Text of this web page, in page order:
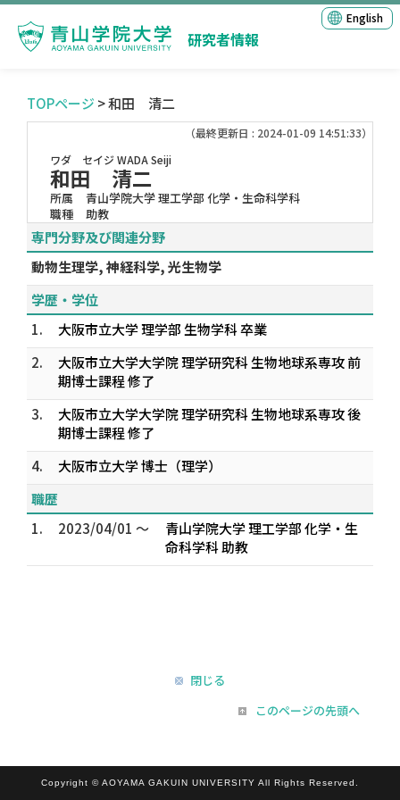
研究者情報
English
TOPページ > 和田 清二
（最終更新日 : 2024-01-09 14:51:33）
ワダ セイジ WADA Seiji
和田 清二
所属
青山学院大学 理工学部 化学・生命科学科
職種
助教
専門分野及び関連分野
動物生理学, 神経科学, 光生物学
学歴・学位
1.
大阪市立大学 理学部 生物学科 卒業
2.
大阪市立大学大学院 理学研究科 生物地球系専攻 前
期博士課程 修了
3.
大阪市立大学大学院 理学研究科 生物地球系専攻 後
期博士課程 修了
4.
大阪市立大学 博士（理学）
職歴
1.
2023/04/01 ～
青山学院大学 理工学部 化学・生
命科学科 助教
閉じる
このページの先頭へ
Copyright © AOYAMA GAKUIN UNIVERSITY All Rights Reserved.